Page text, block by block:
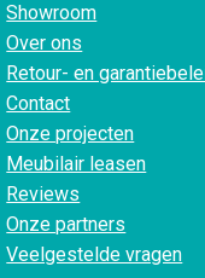
Showroom
Over ons
Retour- en
Contact
Onze projecten
Meubilair leasen
Reviews
Onze partners
Veelgestelde vragen